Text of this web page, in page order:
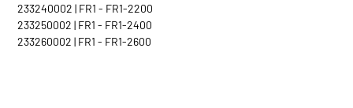
233240002 | FR1 - FR1-2200
233250002 | FR1 - FR1-2400
233260002 | FR1 - FR1-2600